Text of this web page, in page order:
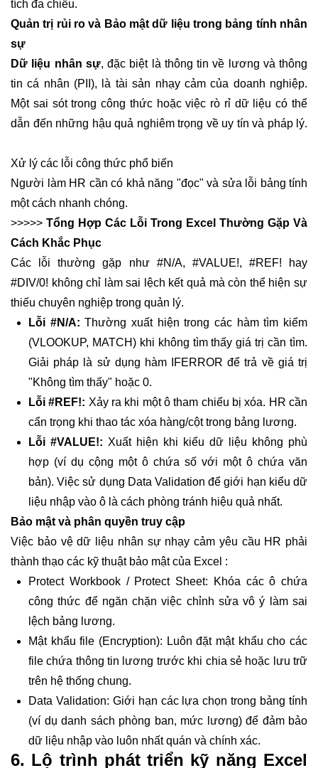
tích đa chiều.
Quản trị rủi ro và Bảo mật dữ liệu trong bảng tính nhân
sự
Dữ liệu nhân sự, đặc biệt là thông tin về lương và thông
tin cá nhân (PII), là tài sản nhạy cảm của doanh nghiệp.
Một sai sót trong công thức hoặc việc rò rỉ dữ liệu có thể
dẫn đến những hậu quả nghiêm trọng về uy tín và pháp lý.
Xử lý các lỗi công thức phổ biến
Người làm HR cần có khả năng "đọc" và sửa lỗi bảng tính
một cách nhanh chóng.
>>>>> Tổng Hợp Các Lỗi Trong Excel Thường Gặp Và
Cách Khắc Phục
Các lỗi thường gặp như #N/A, #VALUE!, #REF! hay
#DIV/0! không chỉ làm sai lệch kết quả mà còn thể hiện sự
thiếu chuyên nghiệp trong quản lý.
Lỗi #N/A: Thường xuất hiện trong các hàm tìm kiếm
(VLOOKUP, MATCH) khi không tìm thấy giá trị cần tìm.
Giải pháp là sử dụng hàm IFERROR để trả về giá trị
"Không tìm thấy" hoặc 0.
Lỗi #REF!: Xảy ra khi một ô tham chiếu bị xóa. HR cần
cẩn trọng khi thao tác xóa hàng/cột trong bảng lương.
Lỗi #VALUE!: Xuất hiện khi kiểu dữ liệu không phù
hợp (ví dụ cộng một ô chứa số với một ô chứa văn
bản). Việc sử dụng Data Validation để giới hạn kiểu dữ
liệu nhập vào ô là cách phòng tránh hiệu quả nhất.
Bảo mật và phân quyền truy cập
Việc bảo vệ dữ liệu nhân sự nhạy cảm yêu cầu HR phải
thành thạo các kỹ thuật bảo mật của Excel :
Protect Workbook / Protect Sheet: Khóa các ô chứa
công thức để ngăn chặn việc chỉnh sửa vô ý làm sai
lệch bảng lương.
Mật khẩu file (Encryption): Luôn đặt mật khẩu cho các
file chứa thông tin lương trước khi chia sẻ hoặc lưu trữ
trên hệ thống chung.
Data Validation: Giới hạn các lựa chọn trong bảng tính
(ví dụ danh sách phòng ban, mức lương) để đảm bảo
dữ liệu nhập vào luôn nhất quán và chính xác.
6. Lộ trình phát triển kỹ năng Excel